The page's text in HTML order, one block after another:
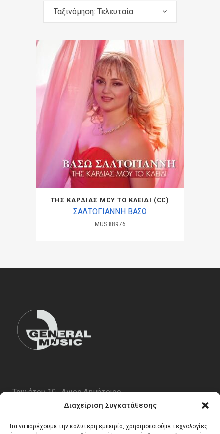
Διαχείριση Συγκατάθεσης
Για να παρέχουμε την καλύτερη εμπειρία, χρησιμοποιούμε τεχνολογίες
Ταξινόμηση: Τελευταία
ΤΗΣ ΚΑΡΔΙΑΣ ΜΟΥ ΤΟ ΚΛΕΙΔΙ (CD)
ΣΑΛΤΟΓΙΑΝΝΗ ΒΑΣΩ
MUS.88976
Ταυγέτου 19 , Αγιος Δημήτριος
email:info@generalmusic.gr